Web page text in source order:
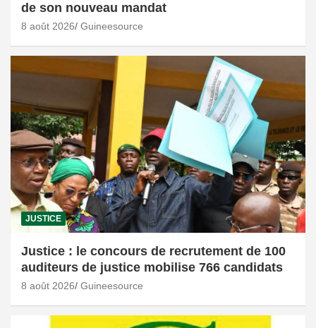
de son nouveau mandat
8 août 2026 Guineesource
JUSTICE
Justice : le concours de recrutement de 100
auditeurs de justice mobilise 766 candidats
8 août 2026 Guineesource